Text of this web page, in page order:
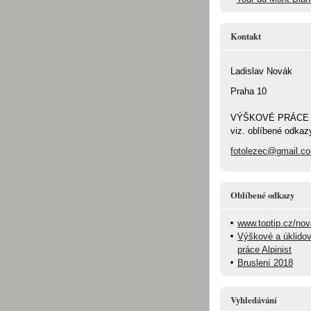
Kontakt
Ladislav Novák
Praha 10
VÝŠKOVÉ PRÁCE
viz. oblíbené
Oblíbené odkazy
www.toptip.cz/
Výškové a
práce Alpinist
Bruslení 2018
Vyhledávání